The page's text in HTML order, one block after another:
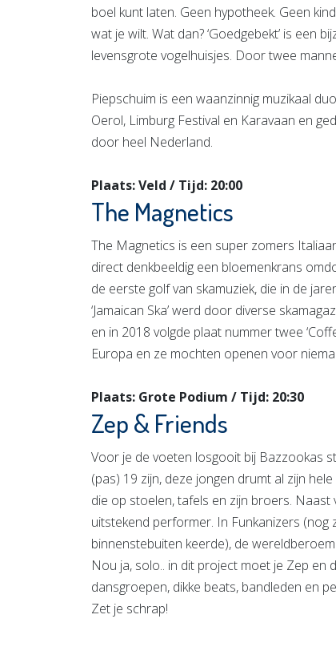
boel kunt laten. Geen hypotheek. Geen
wat je wilt. Wat dan? ‘Goedgebekt’ is een
levensgrote vogelhuisjes. Door twee
Piepschuim is een waanzinnig muzikaal
Oerol, Limburg Festival en Karavaan en
door heel Nederland.
Plaats: Veld / Tijd: 20:00
The Magnetics
The Magnetics is een super zomers
direct denkbeeldig een bloemenkrans
de eerste golf van skamuziek, die in de
‘Jamaican Ska’ werd door diverse
en in 2018 volgde plaat nummer twee
Europa en ze mochten openen voor
Plaats: Grote Podium / Tijd: 20:30
Zep & Friends
Voor je de voeten losgooit bij Bazzookas
(pas) 19 zijn, deze jongen drumt al zijn
die op stoelen, tafels en zijn broers.
uitstekend performer. In Funkanizers
binnenstebuiten keerde), de
Nou ja, solo.. in dit project moet je Zep en
dansgroepen, dikke beats, bandleden en
Zet je schrap!